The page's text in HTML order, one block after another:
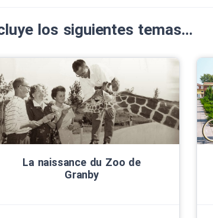
los siguientes temas…
La naissance du Zoo de
Granby